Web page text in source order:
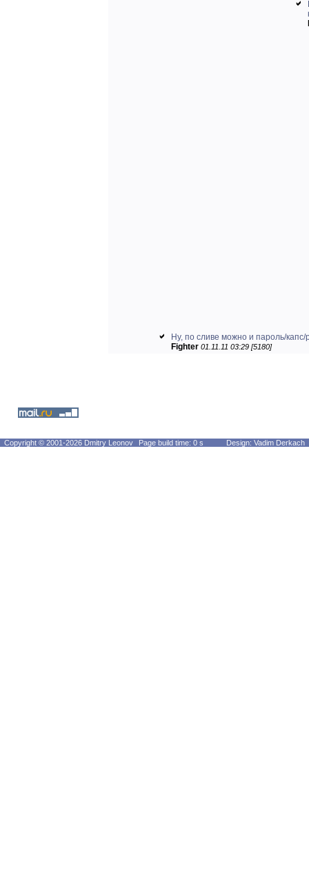
Ну, по сливе можно и пароль/капс/
Fighter 01.11.11 03:29 [5180]
Copyright © 2001-2026 Dmitry Leonov Page build time: 0 s Design: Vadim Derkach